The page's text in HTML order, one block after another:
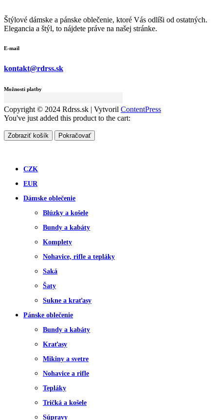
Štýlové dámske a pánske oblečenie, ktoré Vás odlíši od ostatných.
Elegancia a štýl, to nájdete práve na našej stránke.
E-mail
kontakt@rdrss.sk
Možnosti platby
Copyright © 2024 Rdrss.sk | Vytvoril ContentPress
You've just added this product to the cart:
Zobraziť košík Pokračovať
CZK
EUR
Dámske oblečenie
Blúzky a košele
Bundy a kabáty
Komplety
Nohavice, rifle a tepláky
Saká
Šaty
Sukne a kraťasy
Pánske oblečenie
Bundy a kabáty
Kraťasy
Mikiny a svetre
Nohavice a rifle
Tepláky
Tričká a košele
Súpravy